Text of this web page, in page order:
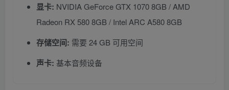
显卡: NVIDIA GeForce GTX 1070 8GB / AMD
Radeon RX 580 8GB / Intel ARC A580 8GB
存储空间: 需要 24 GB 可用空间
声卡: 基本音频设备